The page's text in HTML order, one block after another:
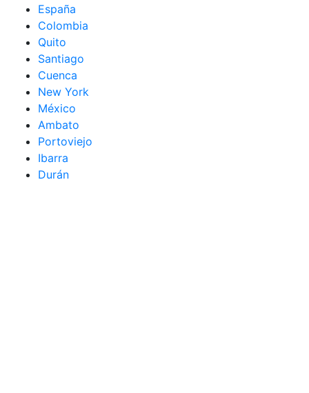
España
Colombia
Quito
Santiago
Cuenca
New York
México
Ambato
Portoviejo
Ibarra
Durán